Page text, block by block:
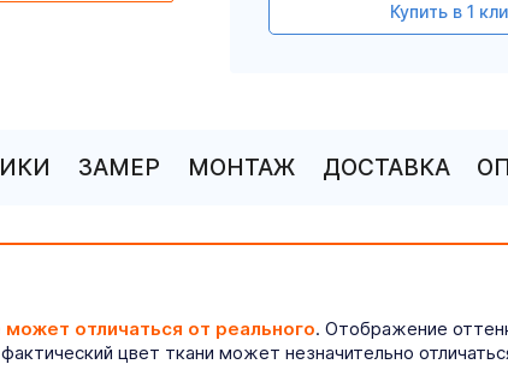
Купить в 1
ЗАМЕР МОНТАЖ ДОСТАВКА
отличаться от реального. Отображение
цвет ткани может незначительно